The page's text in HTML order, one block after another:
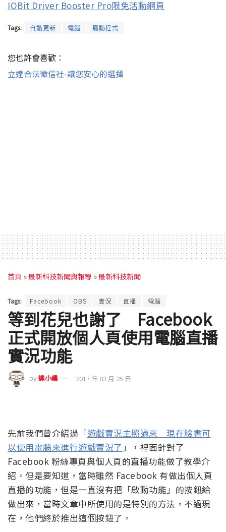
IOBit Driver Booster Pro限免活動網頁
Tags: 自動更新 電腦 驅動程式
您也許會喜歡：
立達合法徵信社-讓您安心的選擇
首頁 »最新科技新聞與報導 »最新科技新聞
Tags: Facebook OBS 實況 直播 電腦
等到花兒也謝了 Facebook
正式開放個人頁使用電腦直播
實況功能
by達小編 2017 年 03 月 25 日
先前我們曾介紹過「遊戲實況主照過來 現在臉書可
以使用電腦來進行遊戲實況了」，裡面針對了
Facebook 粉絲專頁與個人頁的直播功能做了教學介
紹。但是要知道，當時雖然 Facebook 有做出個人頁
直播的功能，但是一直沒有把「啟動功能」的按鈕給
做出來，當時文章中所使用的是特別的方法，不過現
在，他們終於推出這個按鈕了。